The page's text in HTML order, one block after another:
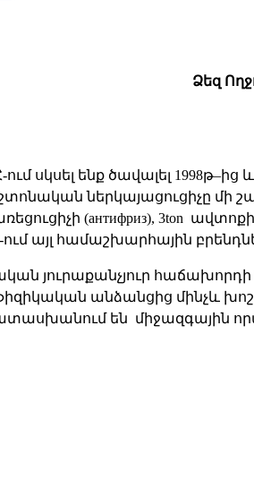
Ձեզ
-ում սկսել ենք ծավալել 1998թ–ից և
ներկայացուցիչը մի
(антифриз), 3ton
-ում այլ համաշխարհային
յուրաքանչյուր հաճախորդի
անձանցից մինչև
են միջազգային